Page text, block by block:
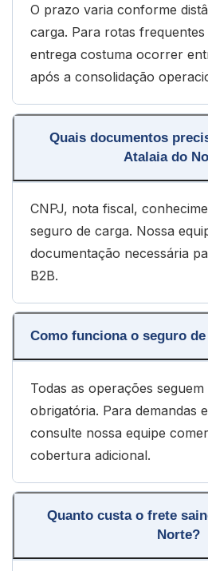
O prazo varia conforme
carga. Para rotas frequentes
entrega costuma ocorrer
após a consolidação
Quais documentos
Atalaia do
CNPJ, nota fiscal,
seguro de carga. Nossa
documentação necessária
B2B.
Como funciona o seguro
Todas as operações
obrigatória. Para demandas
consulte nossa equipe
cobertura adicional.
Quanto custa o frete
Norte?